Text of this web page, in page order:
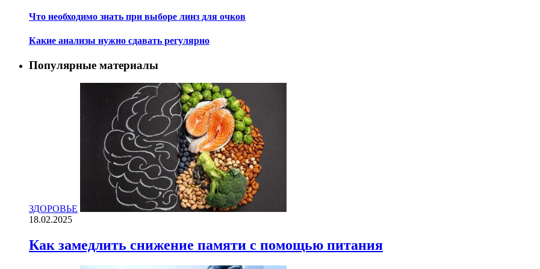
Что необходимо знать при выборе линз для очков
Какие анализы нужно сдавать регулярно
Популярные материалы
ЗДОРОВЬЕ
18.02.2025
Как замедлить снижение памяти с помощью питания